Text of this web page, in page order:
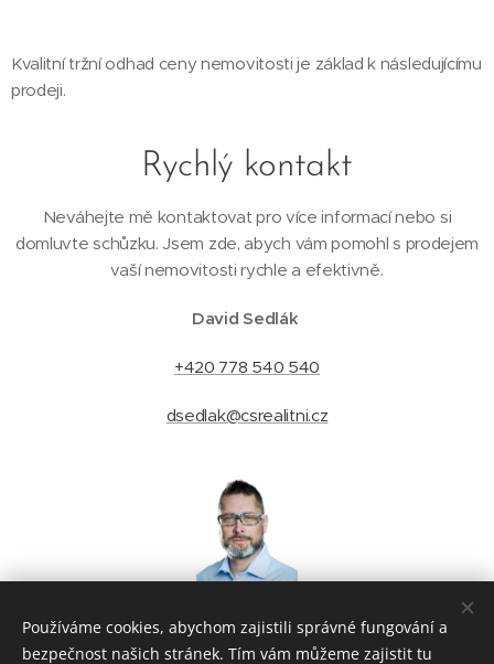
Kvalitní tržní odhad ceny nemovitosti je základ k následujícímu
prodeji.
Rychlý kontakt
Neváhejte mě kontaktovat pro více informací nebo si
domluvte schůzku. Jsem zde, abych vám pomohl s prodejem
vaší nemovitosti rychle a efektivně.
David Sedlák
+420 778 540 540
dsedlak@csrealitni.cz
Používáme cookies, abychom zajistili správné fungování a
bezpečnost našich stránek. Tím vám můžeme zajistit tu